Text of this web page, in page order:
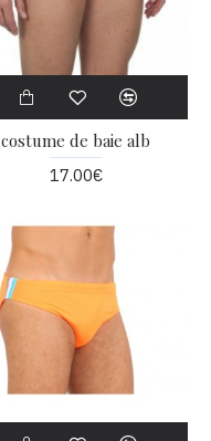
costume de baie alb
17.00€